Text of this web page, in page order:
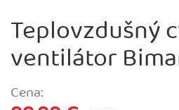
Teplovzdušný
ventilátor
Cena: